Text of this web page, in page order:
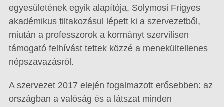
egyesületének egyik alapítója, Solymosi Frigyes
akadémikus tiltakozásul lépett ki a szervezetből,
miután a professzorok a kormányt szervilisen
támogató felhívást tettek közzé a menekültellenes
népszavazásról.
A szervezet 2017 elején fogalmazott erősebben: az
országban a valóság és a látszat minden